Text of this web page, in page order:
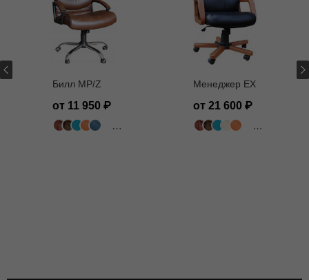
Билл MP/Z
от 11 950
502 цвета
Менеджер EX
от 21 600
502 цвета